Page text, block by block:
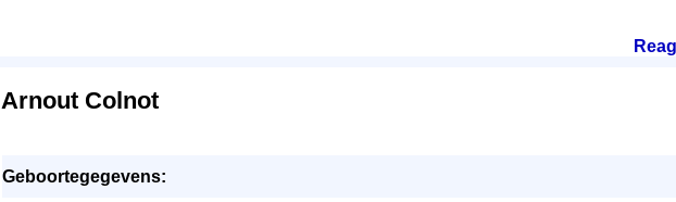
Arnout Colnot
Geboortegegevens: